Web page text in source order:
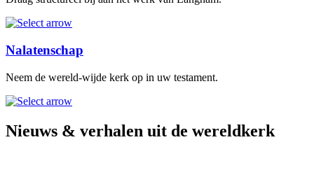
Nalatenschap
Neem de wereld-wijde kerk op in uw testament.
Nieuws & verhalen uit de wereldkerk